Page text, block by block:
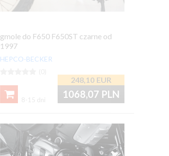
gmole do F650 F650ST czarne od
1997
HEPCO-BECKER
248,10 EUR
1068,07 PLN

8-15 dni